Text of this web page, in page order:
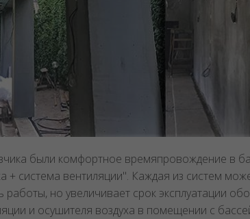
были комфортное времяпровождение в
система вентиляции". Каждая из систем
но увеличивает срок эксплуатации
и осушителя воздуха в помещении с